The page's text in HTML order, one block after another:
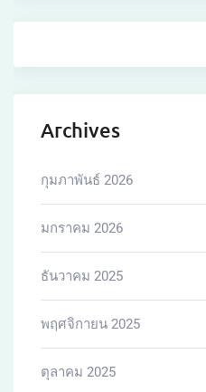
Archives
กุมภาพันธ์ 2026
มกราคม 2026
ธันวาคม 2025
พฤศจิกายน 2025
ตุลาคม 2025